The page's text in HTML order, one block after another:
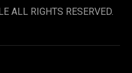
ALL RIGHTS RESERVED.